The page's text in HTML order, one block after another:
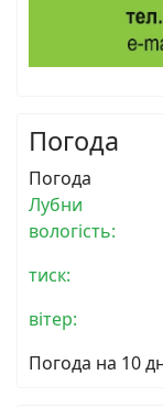
Погода
Погода
Лубни
вологість:
тиск:
вітер:
Погода на 10